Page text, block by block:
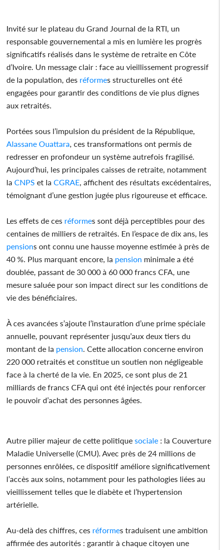
Invité sur le plateau du Grand Journal de la RTI, un
responsable gouvernemental a mis en lumière les progrès
significatifs réalisés dans le système de retraite en Côte
d’Ivoire. Un message clair : face au vieillissement progressif
de la population, des réformes structurelles ont été
engagées pour garantir des conditions de vie plus dignes
aux retraités.
Portées sous l’impulsion du président de la République,
Alassane Ouattara , ces transformations ont permis de
redresser en profondeur un système autrefois fragilisé.
Aujourd’hui, les principales caisses de retraite, notamment
la CNPS et la CGRAE , affichent des résultats excédentaires,
témoignant d’une gestion jugée plus rigoureuse et efficace.
Les effets de ces réformes sont déjà perceptibles pour des
centaines de milliers de retraités. En l’espace de dix ans, les
pensions ont connu une hausse moyenne estimée à près de
40 %. Plus marquant encore, la pension minimale a été
doublée, passant de 30 000 à 60 000 francs CFA, une
mesure saluée pour son impact direct sur les conditions de
vie des bénéficiaires.
À ces avancées s’ajoute l’instauration d’une prime spéciale
annuelle, pouvant représenter jusqu’aux deux tiers du
montant de la pension . Cette allocation concerne environ
220 000 retraités et constitue un soutien non négligeable
face à la cherté de la vie. En 2025, ce sont plus de 21
milliards de francs CFA qui ont été injectés pour renforcer
le pouvoir d’achat des personnes âgées.
Autre pilier majeur de cette politique sociale : la Couverture
Maladie Universelle (CMU). Avec près de 24 millions de
personnes enrôlées, ce dispositif améliore significativement
l’accès aux soins, notamment pour les pathologies liées au
vieillissement telles que le diabète et l’hypertension
artérielle.
Au-delà des chiffres, ces réformes traduisent une ambition
affirmée des autorités : garantir à chaque citoyen une